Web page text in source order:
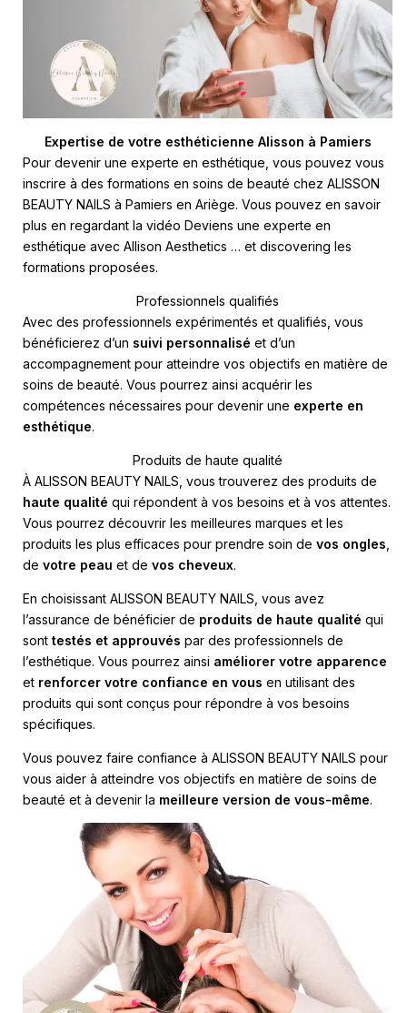
Expertise de votre esthéticienne Alisson à Pamiers
Pour devenir une experte en esthétique, vous pouvez vous
inscrire à des formations en soins de beauté chez ALISSON
BEAUTY NAILS à Pamiers en Ariège. Vous pouvez en savoir
plus en regardant la vidéo Deviens une experte en
esthétique avec Allison Aesthetics … et discovering les
formations proposées.
Professionnels qualifiés
Avec des professionnels expérimentés et qualifiés, vous
bénéficierez d’un suivi personnalisé et d’un
accompagnement pour atteindre vos objectifs en matière de
soins de beauté. Vous pourrez ainsi acquérir les
compétences nécessaires pour devenir une experte en
esthétique.
Produits de haute qualité
À ALISSON BEAUTY NAILS, vous trouverez des produits de
haute qualité qui répondent à vos besoins et à vos attentes.
Vous pourrez découvrir les meilleures marques et les
produits les plus efficaces pour prendre soin de vos ongles
de votre peau et de vos cheveux.
En choisissant ALISSON BEAUTY NAILS, vous avez
l’assurance de bénéficier de produits de haute qualité qui
sont testés et approuvés par des professionnels de
l’esthétique. Vous pourrez ainsi améliorer votre apparence
et renforcer votre confiance en vous en utilisant des
produits qui sont conçus pour répondre à vos besoins
spécifiques.
Vous pouvez faire confiance à ALISSON BEAUTY NAILS pour
vous aider à atteindre vos objectifs en matière de soins de
beauté et à devenir la meilleure version de vous-même.